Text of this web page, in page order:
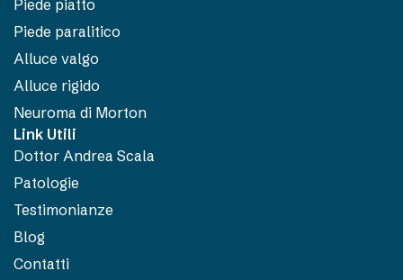
Piede piatto
Piede paralitico
Alluce valgo
Alluce rigido
Neuroma di Morton
Link Utili
Dottor Andrea Scala
Patologie
Testimonianze
Blog
Contatti